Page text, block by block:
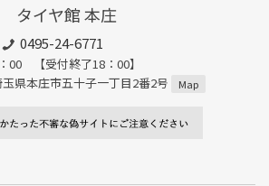
タイヤ館 本庄
0495-24-6771
：00 【受付終了18：00】
県本庄市五十子一丁目2番2号
Map